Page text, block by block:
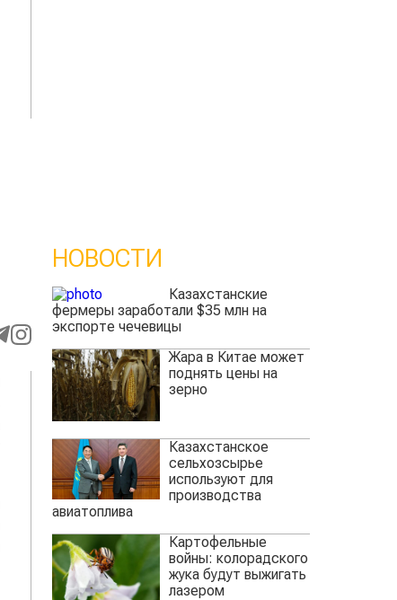
НОВОСТИ
Казахстанские
фермеры заработали $35 млн на
экспорте чечевицы
Жара в Китае может
поднять цены на
зерно
Казахстанское
сельхозсырье
используют для
производства
авиатоплива
Картофельные
войны: колорадского
жука будут выжигать
лазером